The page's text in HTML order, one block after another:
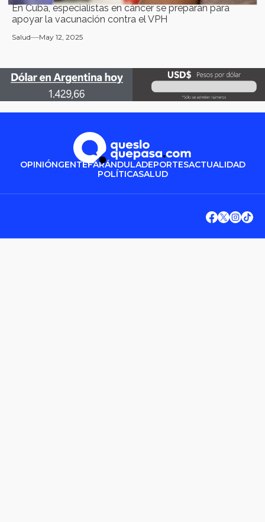
En Cuba, especialistas en cáncer se preparan para
apoyar la vacunación contra el VPH
Salud May 12, 2025
OPINIÓNGENTEFARÁNDULADEPORTESACTUALIDAD
POLÍTICASALUD